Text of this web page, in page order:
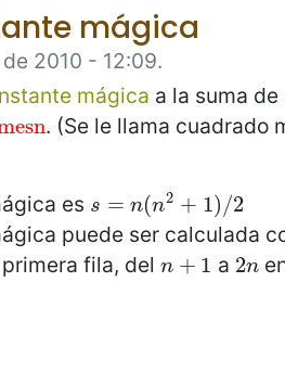
mágica
2010 - 12:09.
mágica a la suma
. (Se le llama cuadrado
es s = n(n2 + 1) /2
s =n (n2+ 1)/ 2
puede ser calculada
primera fila, deln + 1
n+1 a 2n
2n